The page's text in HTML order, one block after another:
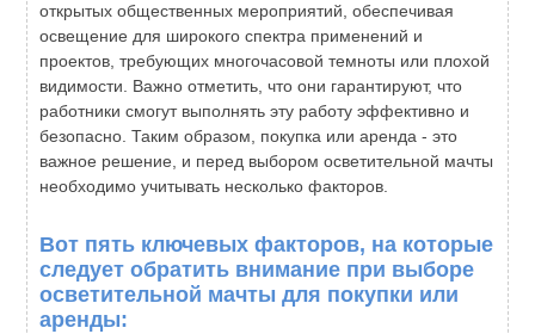
открытых общественных мероприятий, обеспечивая
освещение для широкого спектра применений и
проектов, требующих многочасовой темноты или плохой
видимости. Важно отметить, что они гарантируют, что
работники смогут выполнять эту работу эффективно и
безопасно. Таким образом, покупка или аренда - это
важное решение, и перед выбором осветительной мачты
необходимо учитывать несколько факторов.
Вот пять ключевых факторов, на которые
следует обратить внимание при выборе
осветительной мачты для покупки или
аренды: